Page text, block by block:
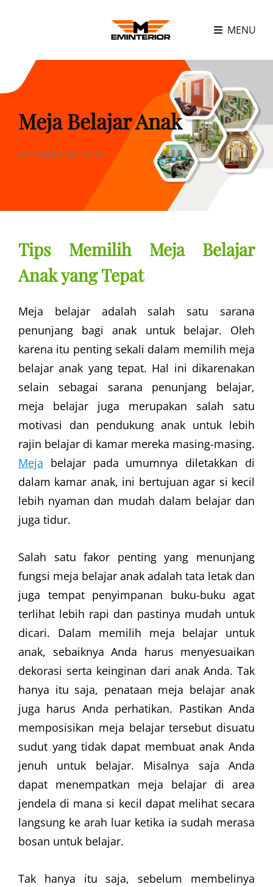
MENU
Meja Belajar Anak
POSTED
OKTOBER 28, 2016
Tips Memilih Meja Belajar
Anak yang Tepat
Meja belajar adalah salah satu sarana
penunjang bagi anak untuk belajar. Oleh
karena itu penting sekali dalam memilih meja
belajar anak yang tepat. Hal ini dikarenakan
selain sebagai sarana penunjang belajar,
meja belajar juga merupakan salah satu
motivasi dan pendukung anak untuk lebih
rajin belajar di kamar mereka masing-masing.
Meja belajar pada umumnya diletakkan di
dalam kamar anak, ini bertujuan agar si kecil
lebih nyaman dan mudah dalam belajar dan
juga tidur.
Salah satu fakor penting yang menunjang
fungsi meja belajar anak adalah tata letak dan
juga tempat penyimpanan buku-buku agat
terlihat lebih rapi dan pastinya mudah untuk
dicari. Dalam memilih meja belajar untuk
anak, sebaiknya Anda harus menyesuaikan
dekorasi serta keinginan dari anak Anda. Tak
hanya itu saja, penataan meja belajar anak
juga harus Anda perhatikan. Pastikan Anda
memposisikan meja belajar tersebut disuatu
sudut yang tidak dapat membuat anak Anda
jenuh untuk belajar. Misalnya saja Anda
dapat menempatkan meja belajar di area
jendela di mana si kecil dapat melihat secara
langsung ke arah luar ketika ia sudah merasa
bosan untuk belajar.
Tak hanya itu saja, sebelum membelinya